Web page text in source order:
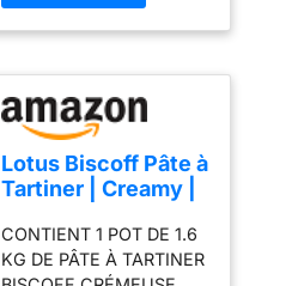
Une pâte à tartiner
délicieusement
onctueuse, faite à partir
de biscuits Biscoff
délicatement écrasés à
leur sortie du four pour
saveurs. Disponible aussi
en version crunchy.
Lotus Biscoff Pâte à
Tartiner | Creamy |
CONTIENT 1 POT DE 1.6
KG DE PÂTE À TARTINER